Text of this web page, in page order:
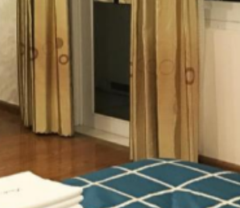
Tủ áo
Bàn
Báo thức
Bình chữa
cháy